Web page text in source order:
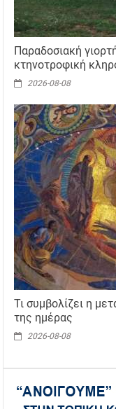
Παραδοσιακή
κτηνοτροφική
2026-08-08
Τι συμβολίζει η
της ημέρας
2026-08-08